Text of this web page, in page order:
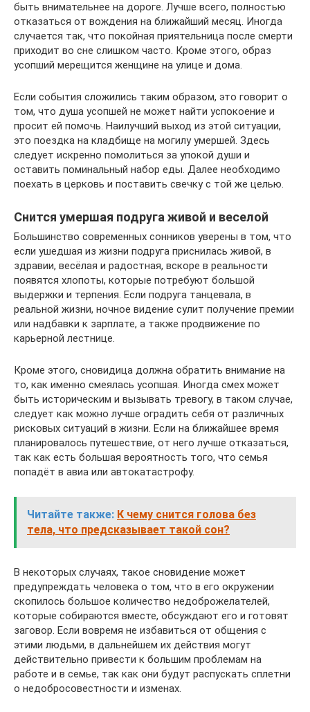
быть внимательнее на дороге. Лучше всего, полностью
отказаться от вождения на ближайший месяц. Иногда
случается так, что покойная приятельница после смерти
приходит во сне слишком часто. Кроме этого, образ
усопший мерещится женщине на улице и дома.
Если события сложились таким образом, это говорит о
том, что душа усопшей не может найти успокоение и
просит ей помочь. Наилучший выход из этой ситуации,
это поездка на кладбище на могилу умершей. Здесь
следует искренно помолиться за упокой души и
оставить поминальный набор еды. Далее необходимо
поехать в церковь и поставить свечку с той же целью.
Снится умершая подруга живой и веселой
Большинство современных сонников уверены в том, что
если ушедшая из жизни подруга приснилась живой, в
здравии, весёлая и радостная, вскоре в реальности
появятся хлопоты, которые потребуют большой
выдержки и терпения. Если подруга танцевала, в
реальной жизни, ночное видение сулит получение премии
или надбавки к зарплате, а также продвижение по
карьерной лестнице.
Кроме этого, сновидица должна обратить внимание на
то, как именно смеялась усопшая. Иногда смех может
быть историческим и вызывать тревогу, в таком случае,
следует как можно лучше оградить себя от различных
рисковых ситуаций в жизни. Если на ближайшее время
планировалось путешествие, от него лучше отказаться,
так как есть большая вероятность того, что семья
попадёт в авиа или автокатастрофу.
Читайте также: К чему снится голова без
тела, что предсказывает такой сон?
В некоторых случаях, такое сновидение может
предупреждать человека о том, что в его окружении
скопилось большое количество недоброжелателей,
которые собираются вместе, обсуждают его и готовят
заговор. Если вовремя не избавиться от общения с
этими людьми, в дальнейшем их действия могут
действительно привести к большим проблемам на
работе и в семье, так как они будут распускать сплетни
о недобросовестности и изменах.